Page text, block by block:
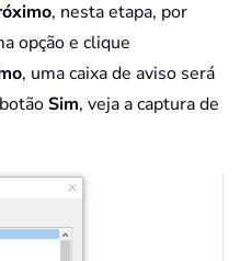
, nesta etapa, por
opção e clique
, uma caixa de aviso será
Sim, veja a captura de